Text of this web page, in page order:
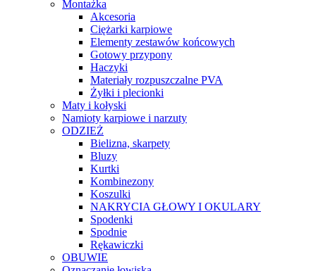
Montażka
Akcesoria
Ciężarki karpiowe
Elementy zestawów końcowych
Gotowy przypony
Haczyki
Materiały rozpuszczalne PVA
Żyłki i plecionki
Maty i kołyski
Namioty karpiowe i narzuty
ODZIEŻ
Bielizna, skarpety
Bluzy
Kurtki
Kombinezony
Koszulki
NAKRYCIA GŁOWY I OKULARY
Spodenki
Spodnie
Rękawiczki
OBUWIE